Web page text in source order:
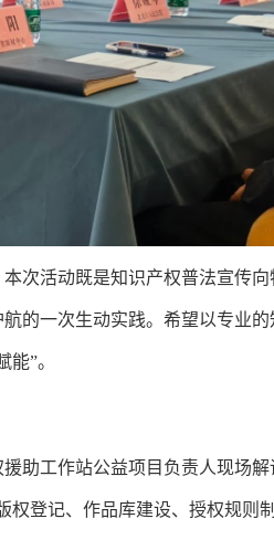
次活动既是知识产权普法宣传
的一次生动实践。希望以专业
”。
助工作站公益项目负责人现场
权登记、作品库建设、授权规则